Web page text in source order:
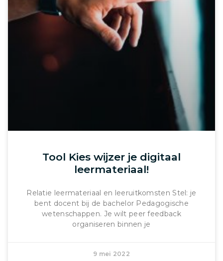
Tool Kies wijzer je digitaal
leermateriaal!
Relatie leermateriaal en leeruitkomsten Stel: je
bent docent bij de bachelor Pedagogische
wetenschappen. Je wilt peer feedback
organiseren binnen je
9 mei 2022